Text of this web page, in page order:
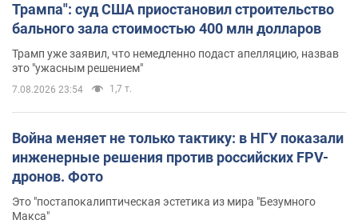
Трампа": суд США приостановил строительство
бального зала стоимостью 400 млн долларов
Трамп уже заявил, что немедленно подаст апелляцию, назвав
это "ужасным решением"
7.08.2026 23:54 1,7 т.
Война меняет не только тактику: в НГУ показали
инженерные решения против российских FPV-
дронов. Фото
Это "постапокалиптическая эстетика из мира "Безумного
Макса"